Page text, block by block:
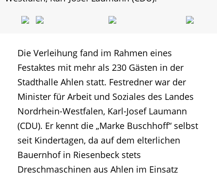
Die Verleihung fand im Rahmen eines
Festaktes mit mehr als 230 Gästen in der
Stadthalle Ahlen statt. Festredner war der
Minister für Arbeit und Soziales des Landes
Nordrhein-Westfalen, Karl-Josef Laumann
(CDU). Er kennt die „Marke Buschhoff“ selbst
seit Kindertagen, da auf dem elterlichen
Bauernhof in Riesenbeck stets
Dreschmaschinen aus Ahlen im Einsatz